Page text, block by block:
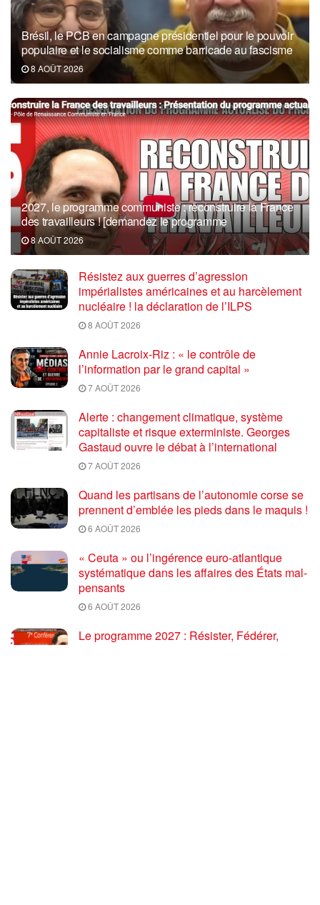
Brésil, le PCB en campagne présidentiel pour le pouvoir
populaire et le socialisme comme barricade au fascisme
8 AOÛT 2026
2027, le programme communiste : reconstruire la France
des travailleurs ! [demandez le programme
8 AOÛT 2026
Résistez aux guerres d’agression
impérialistes américaines et au harcèlement
nucléaire ! la déclaration de l’ILPS
8 AOÛT 2026
Annie Lacroix-Riz : « le contrôle de
l’information par le grand capital »
7 AOÛT 2026
Alerte : changement climatique, système
capitaliste et risque exterministe. Georges
Gastaud ouvre le débat à l’international
7 AOÛT 2026
Quand les partisans de l’autonomie corse se
prennent d’emblée les pieds dans le maquis !
6 AOÛT 2026
« Ceuta » ou l’ingérence euro-atlantique
systématique dans les affaires des États mal-
pensants
6 AOÛT 2026
Le programme 2027 : Résister, Fédérer,